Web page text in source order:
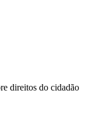
direitos do cidadão